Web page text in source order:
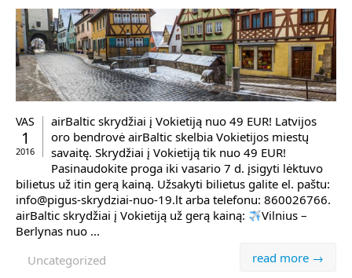
VAS
1
2016
airBaltic skrydžiai į Vokietiją nuo 49 EUR! Latvijos
oro bendrovė airBaltic skelbia Vokietijos miestų
savaitę. Skrydžiai į Vokietiją tik nuo 49 EUR!
Pasinaudokite proga iki vasario 7 d. įsigyti lėktuvo
bilietus už itin gerą kainą. Užsakyti bilietus galite el. paštu:
info@pigus-skrydziai-nuo-19.lt arba telefonu: 860026766.
airBaltic skrydžiai į Vokietiją už gerą kainą:
Vilnius –
Berlynas nuo ...
read more →
Uncategorized